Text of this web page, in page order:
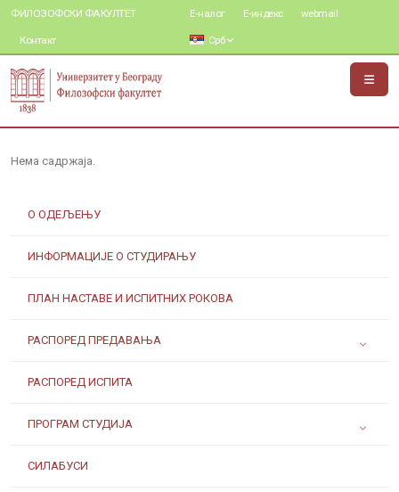
ФИЛОЗОФСКИ ФАКУЛТЕТ
Контакт
Е-налог Е-индекс webmail
Срб
О ОДЕЉЕЊУ
ИНФОРМАЦИЈЕ О СТУДИРАЊУ
ПЛАН НАСТАВЕ И ИСПИТНИХ РОКОВА
РАСПОРЕД ПРЕДАВАЊА
РАСПОРЕД ИСПИТА
ПРОГРАМ СТУДИЈА
СИЛАБУСИ
Нема садржаја.